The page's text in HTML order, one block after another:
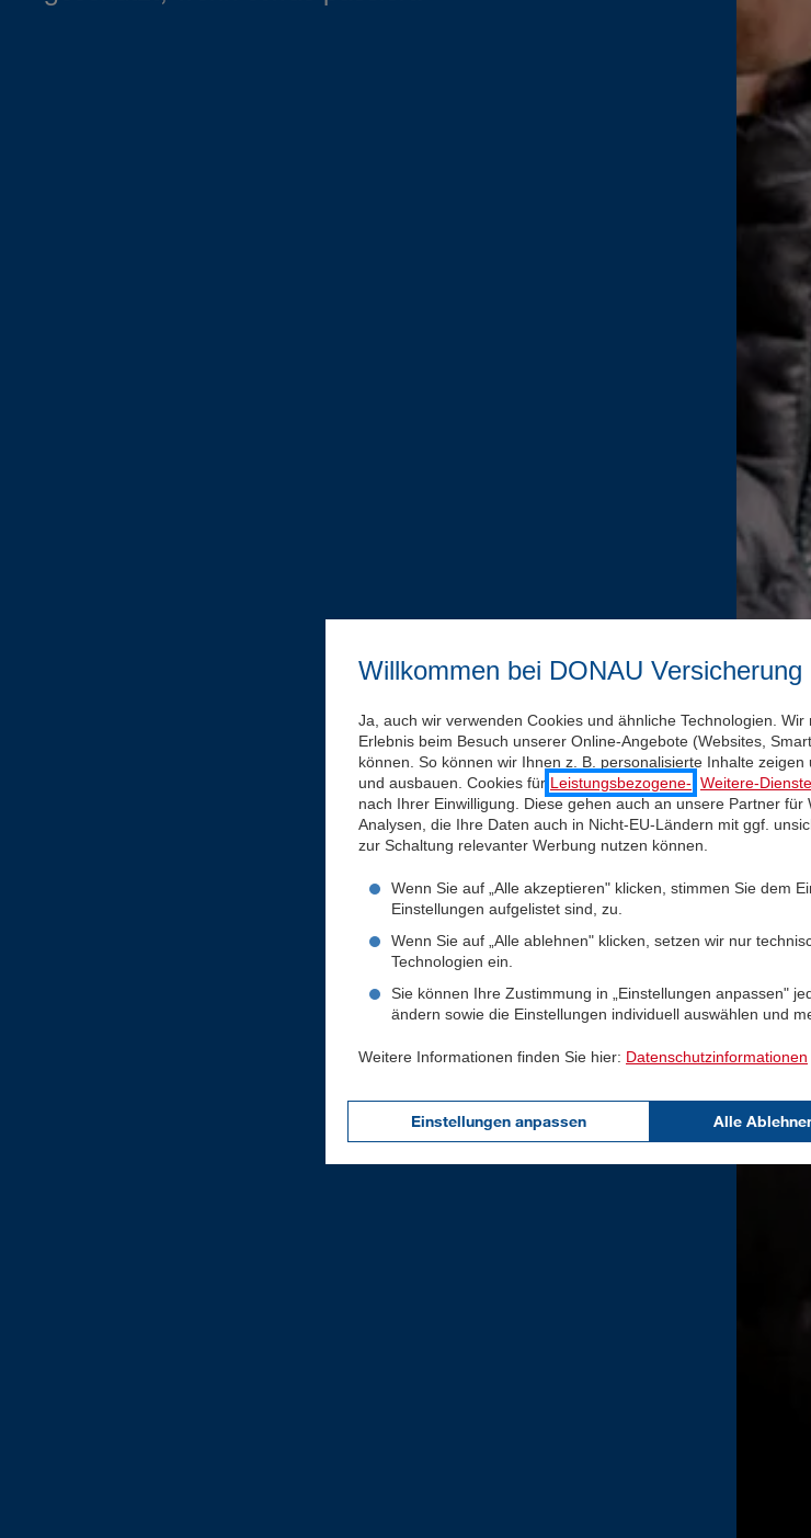
Willkommen bei DONAU Versicherung
Ja, auch wir verwenden Cookies und ähnliche Technologien.
Erlebnis beim Besuch unserer Online-Angebote (Websites,
können. So können wir Ihnen z. B. personalisierte Inhalte
und ausbauen. Cookies für Leistungsbezogene- Weitere-
nach Ihrer Einwilligung. Diese gehen auch an unsere Partner
Analysen, die Ihre Daten auch in Nicht-EU-Ländern mit ggf.
zur Schaltung relevanter Werbung nutzen können.
Wenn Sie auf „Alle akzeptieren" klicken, stimmen Sie dem
Einstellungen aufgelistet sind, zu.
Wenn Sie auf „Alle ablehnen" klicken, setzen wir nur
Technologien ein.
Sie können Ihre Zustimmung in „Einstellungen anpassen"
ändern sowie die Einstellungen individuell auswählen und
Weitere Informationen finden Sie hier: Datenschutzinformationen
Einstellungen anpassen Alle